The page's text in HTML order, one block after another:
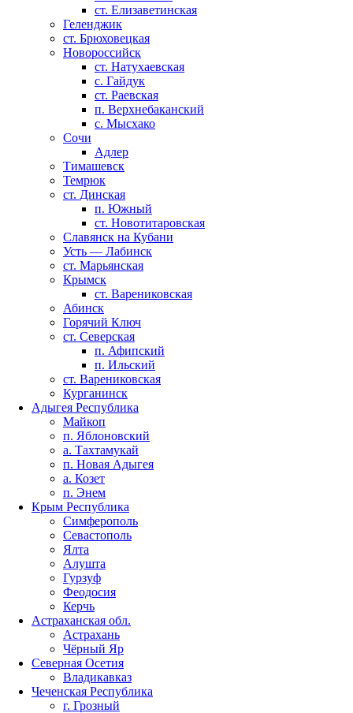
ст. Елизаветинская
Геленджик
ст. Брюховецкая
Новороссийск
ст. Натухаевская
с. Гайдук
ст. Раевская
п. Верхнебаканский
с. Мысхако
Сочи
Адлер
Тимашевск
Темрюк
ст. Динская
п. Южный
ст. Новотитаровская
Славянск на Кубани
Усть — Лабинск
ст. Марьянская
Крымск
ст. Варениковская
Абинск
Горячий Ключ
ст. Северская
п. Афипский
п. Ильский
ст. Варениковская
Курганинск
Адыгея Республика
Майкоп
п. Яблоновский
а. Тахтамукай
п. Новая Адыгея
а. Козет
п. Энем
Крым Республика
Симферополь
Севастополь
Ялта
Алушта
Гурзуф
Феодосия
Керчь
Астраханская обл.
Астрахань
Чёрный Яр
Северная Осетия
Владикавказ
Чеченская Республика
г. Грозный